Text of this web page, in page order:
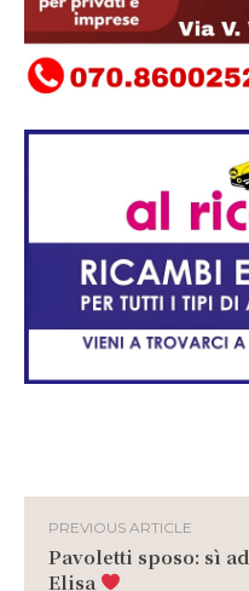
PREVIOUS ARTICLE
Pavoletti sposo: sì ad
Elisa